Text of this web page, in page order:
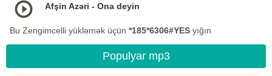
Afşin Azəri - Ona deyin
Bu Zengimcelli yükləmək üçün *185*6306#YES yığın
Populyar mp3